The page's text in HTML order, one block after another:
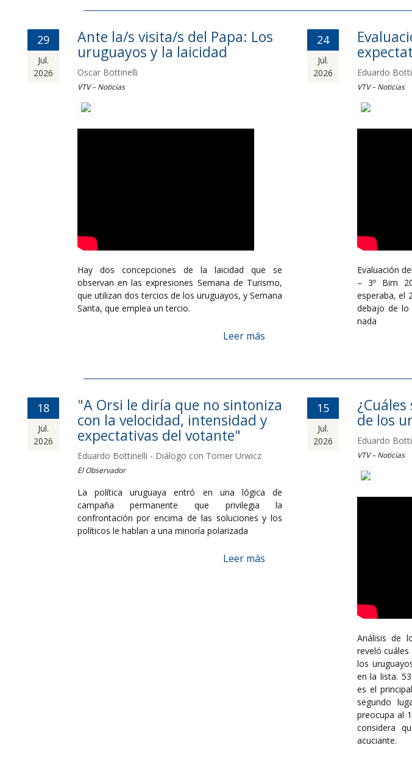
29
Jul.
2026
Ante la/s visita/s del Papa: Los
uruguayos y la laicidad
Oscar Bottinelli
VTV – Noticias
Hay dos concepciones de la laicidad que se
observan en las expresiones Semana de Turismo,
que utilizan dos tercios de los uruguayos, y Semana
Santa, que emplea un tercio.
Leer más
24
Jul.
2026
Eduardo
VTV – Noticias
Evaluación
– 3º Bim
esperaba, el
debajo de lo
nada
18
Jul.
2026
"A Orsi le diría que no sintoniza
con la velocidad, intensidad y
expectativas del votante"
Eduardo Bottinelli - Diálogo con Tomer Urwicz
El Observador
La política uruguaya entró en una lógica de
campaña permanente que privilegia la
confrontación por encima de las soluciones y los
políticos le hablan a una minoría polarizada
Leer más
15
Jul.
2026
de los
Eduardo
VTV – Noticias
Análisis de
reveló
los
en la lista.
es el
segundo
preocupa al
considera
acuciante.